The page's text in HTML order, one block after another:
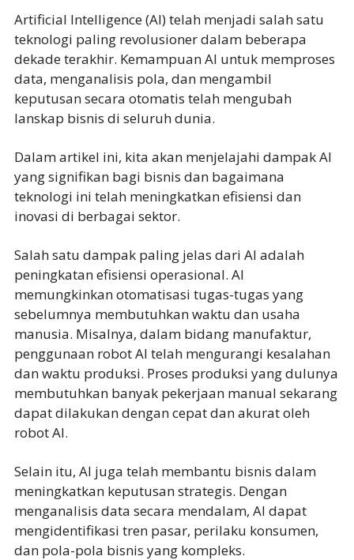
Artificial Intelligence (AI) telah menjadi salah satu
teknologi paling revolusioner dalam beberapa
dekade terakhir. Kemampuan AI untuk memproses
data, menganalisis pola, dan mengambil
keputusan secara otomatis telah mengubah
lanskap bisnis di seluruh dunia.
Dalam artikel ini, kita akan menjelajahi dampak AI
yang signifikan bagi bisnis dan bagaimana
teknologi ini telah meningkatkan efisiensi dan
inovasi di berbagai sektor.
Salah satu dampak paling jelas dari AI adalah
peningkatan efisiensi operasional. AI
memungkinkan otomatisasi tugas-tugas yang
sebelumnya membutuhkan waktu dan usaha
manusia. Misalnya, dalam bidang manufaktur,
penggunaan robot AI telah mengurangi kesalahan
dan waktu produksi. Proses produksi yang dulunya
membutuhkan banyak pekerjaan manual sekarang
dapat dilakukan dengan cepat dan akurat oleh
robot AI.
Selain itu, AI juga telah membantu bisnis dalam
meningkatkan keputusan strategis. Dengan
menganalisis data secara mendalam, AI dapat
mengidentifikasi tren pasar, perilaku konsumen,
dan pola-pola bisnis yang kompleks.